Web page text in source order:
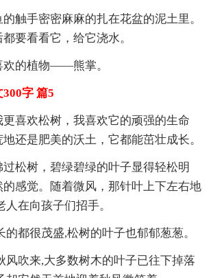
触手密密麻麻的扎在花盆的泥土里。
要看看它，给它浇水。
欢的植物——熊掌。
字 篇5
喜欢松树，我喜欢它的顽强的生命
还是肥美的沃土，它都能茁壮成长。
松树，碧绿碧绿的叶子显得轻松明
感觉。随着微风，那针叶上下左右地
在向孩子们招手。
的都很茂盛,松树的叶子也郁郁葱葱。
风吹来,大多数树木的叶子已往下掉落